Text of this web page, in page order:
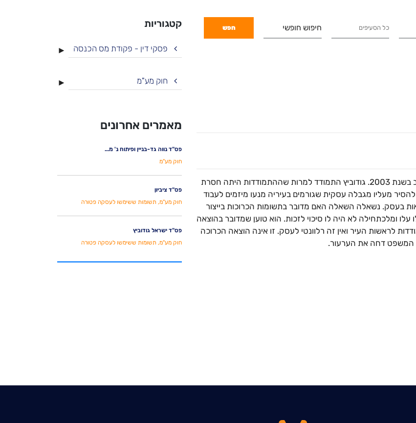
חיפוש חופשי
מר גודוביץ הינו אדריכל שהתמודד לראשות העיר תל אביב בשנת 2003. גודוביץ התמודד למרות שההתמודדות היתה חסרת
להסיר מעליו מגבלה עסקית שגורמים בעיריה מנעו מיזמים לעבוד
בעסק. נשאלה השאלה האם מדובר בתשומות הכרוכות בייצור
ומלכתחילה לא היה לו סיכוי לזכות. הוא טוען שמדובר בהוצאה
לראשות העיר ואין זה רלוונטי לעסק. זו אינה הוצאה הכרוכה
המשפט דחה את הערעור.
קטגוריות
► פסקי דין - פקודת מס הכנסה
► חוק מע"מ
מאמרים אחרונים
פס"ד נווה גד-בניין ופיתוח נ' מ...
חוק מע"מ
פס"ד ציביון
חוק מע"מ, תשומות ששימשו לעסקה פטורה
פס"ד ישראל גודוביץ
חוק מע"מ, תשומות ששימשו לעסקה פטורה